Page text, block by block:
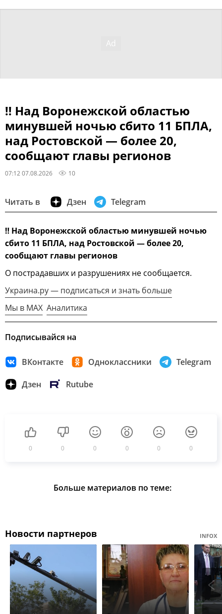
‼ Над Воронежской областью
минувшей ночью сбито 11 БПЛА,
над Ростовской — более 20,
сообщают главы регионов
07:12 07.08.2026 10
Читать в Дзен Telegram
‼ Над Воронежской областью минувшей ночью
сбито 11 БПЛА, над Ростовской — более 20,
сообщают главы регионов
О пострадавших и разрушениях не сообщается.
Украина.ру — подписаться и знать больше
Мы в MAX Аналитика
Подписывайся на
ВКонтакте Одноклассники Telegram
Дзен Rutube
0 0 0 0 0 0
Больше материалов по теме:
Новости партнеров INFOX